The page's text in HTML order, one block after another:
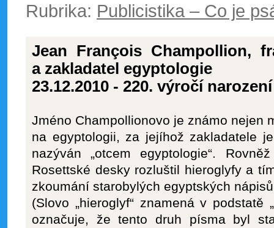
Rubrika: Publicistika – Co je
Jean François Champollion,
a zakladatel egyptologie
23.12.2010 - 220. výročí
Jméno Champollionovo je známo nejen
na egyptologii, za jejíhož zakladatele
nazýván „otcem egyptologie“.
Rosettské desky rozluštil hieroglyfy a
zkoumání starobylých egyptských
(Slovo „hieroglyf“ znamená v podstatě
označuje, že tento druh písma byl